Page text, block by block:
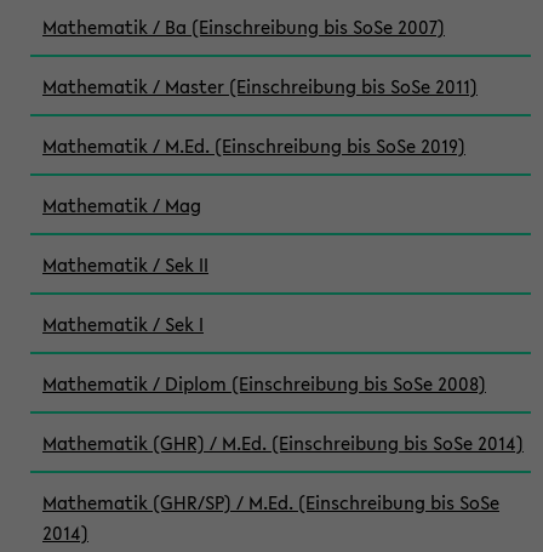
Mathematik / Ba (Einschreibung bis SoSe 2007)
Mathematik / Master (Einschreibung bis SoSe 2011)
Mathematik / M.Ed. (Einschreibung bis SoSe 2019)
Mathematik / Mag
Mathematik / Sek II
Mathematik / Sek I
Mathematik / Diplom (Einschreibung bis SoSe 2008)
Mathematik (GHR) / M.Ed. (Einschreibung bis SoSe 2014)
Mathematik (GHR/SP) / M.Ed. (Einschreibung bis SoSe
2014)